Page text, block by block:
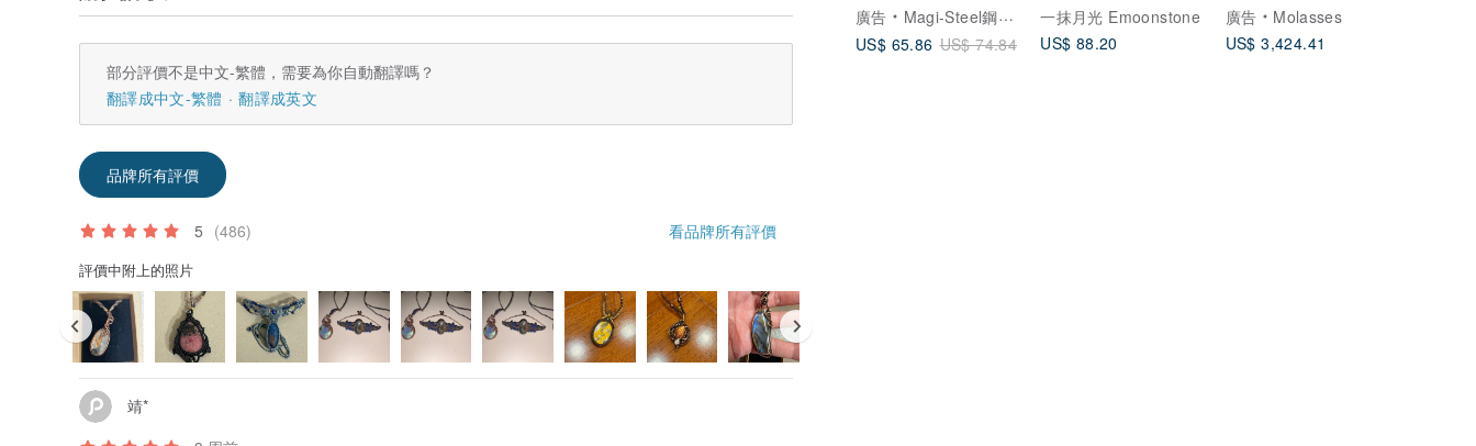
項鍊 愛貓族 禮物
廣告
Magi-Steel鋼之藝薄鋼飾品 故宮授權聯名商品 台灣設計製造
US$ 65.86 US$ 74.84
一抹月光 Emoonstone
US$ 88.20
廣告
Molasses
US$ 3,424.41
部分評價不是中文-繁體，需要為你自動翻譯嗎？
翻譯成中文-繁體
翻譯成英文
品牌所有評價
5 (486) 看品牌所有評價
評價中附上的照片
靖*